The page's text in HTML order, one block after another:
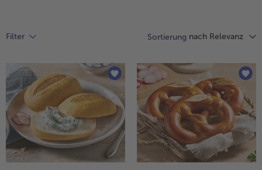
alle Süße Vielfalt
Confiserie & Feinkost
alle Confiserie & Feinkost
Wein & Spirituosen
alle Wein & Spirituosen
Küchenhelfer
alle Küchenhelfer
Filter Sortierung nach Relevanz